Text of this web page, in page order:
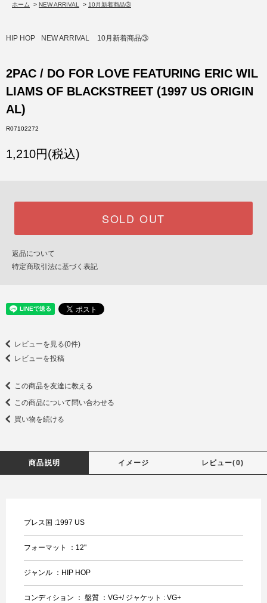
ホーム
> NEW ARRIVAL > 10月新着商品③
HIP HOP NEW ARRIVAL 10月新着商品③
2PAC / DO FOR LOVE FEATURING ERIC WIL
LIAMS OF BLACKSTREET (1997 US ORIGIN
AL)
R07102272
1,210円(税込)
SOLD OUT
返品について
特定商取引法に基づく表記
レビューを見る(0件)
レビューを投稿
この商品を友達に教える
この商品について問い合わせる
買い物を続ける
商品説明 イメージ レビュー(0)
プレス国 :1997 US
フォーマット ：12"
ジャンル ：HIP HOP
コンディション ： 盤質 ：VG+/ ジャケット : VG+